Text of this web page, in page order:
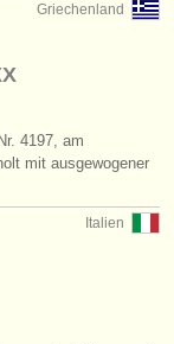
bassoon family (75)
crook /bocal
bassoon (4)
accessories
Griechenland
4197, am
mit ausgewogener
Italien